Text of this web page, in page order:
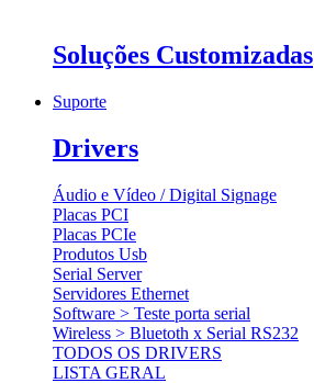
Soluções Customizadas
Suporte
Drivers
Áudio e Vídeo / Digital Signage
Placas PCI
Placas PCIe
Produtos Usb
Serial Server
Servidores Ethernet
Software > Teste porta serial
Wireless > Bluetoth x Serial RS232
TODOS OS DRIVERS
LISTA GERAL